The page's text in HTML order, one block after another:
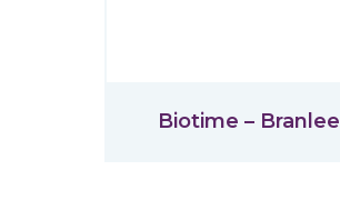
Biotime – Branlee